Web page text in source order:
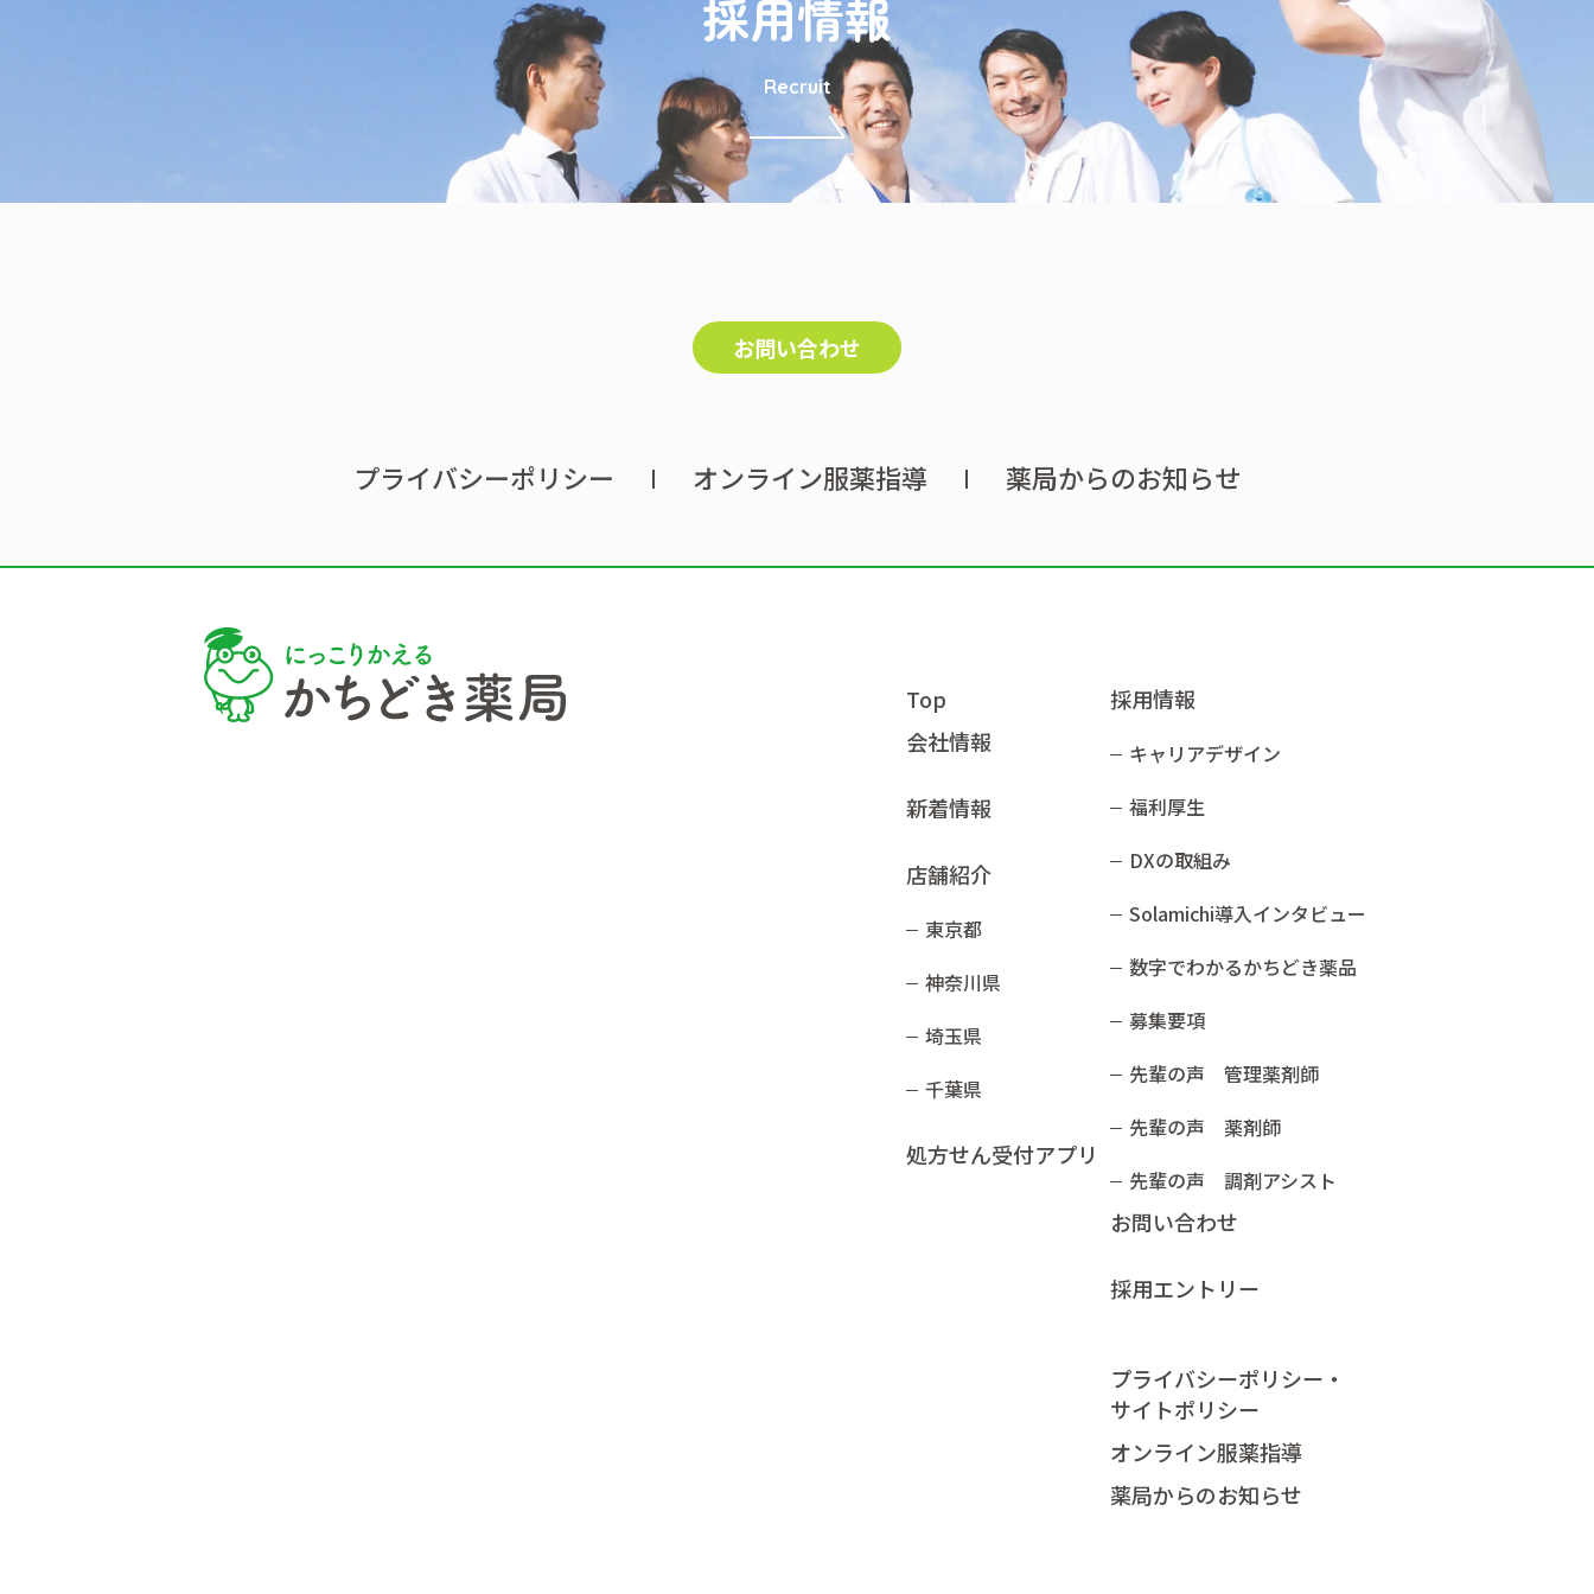
採用情報
Recruit
お問い合わせ
プライバシーポリシー オンライン服薬指導 薬局からのお知らせ
Top
会社情報
新着情報
店舗紹介
東京都
神奈川県
埼玉県
千葉県
処方せん受付アプリ
採用情報
キャリアデザイン
福利厚生
DXの取組み
Solamichi導入インタビュー​
数字でわかるかちどき薬品​
募集要項
先輩の声 管理薬剤師
先輩の声 薬剤師
先輩の声 調剤アシスト
お問い合わせ
採用エントリー
プライバシーポリシー・
サイトポリシー
オンライン服薬指導​
薬局からのお知らせ